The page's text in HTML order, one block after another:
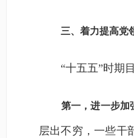
三、着力提高党
“十五五”时期目
第一，进一步加
层出不穷，一些干